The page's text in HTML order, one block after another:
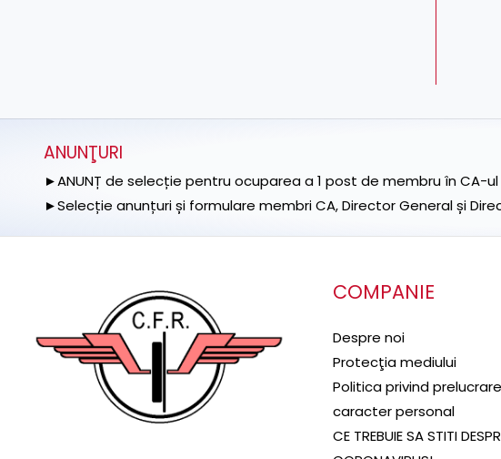
ANUNŢURI
►ANUNȚ de selecție pentru ocuparea a 1 post de membru în CA-ul
►Selecție anunțuri și formulare membri CA, Director General și
COMPANIE
Despre noi
Protecţia mediului
Politica privind
caracter personal
CE TREBUIE SA STITI